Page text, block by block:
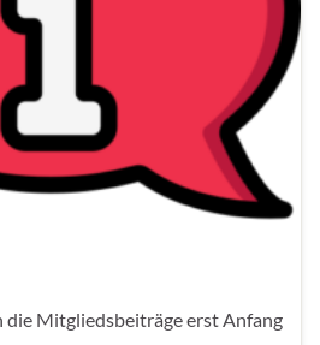
die Mitgliedsbeiträge erst Anfang